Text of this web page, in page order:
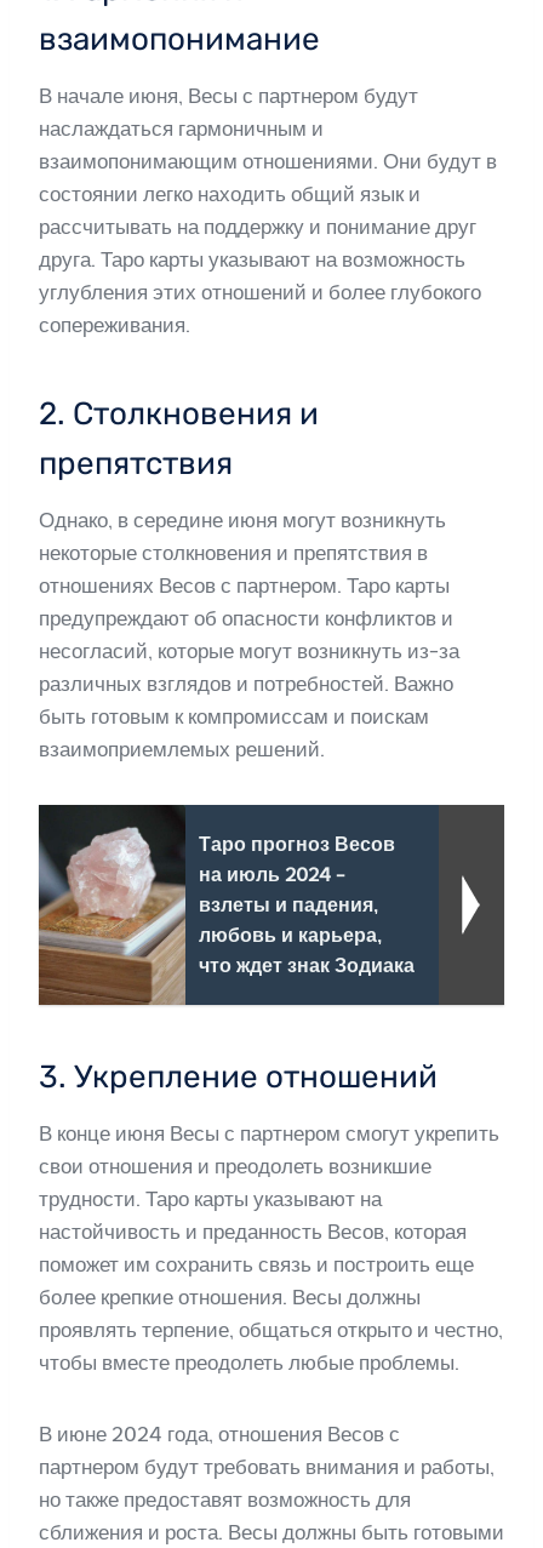
взаимопонимание
В начале июня, Весы с партнером будут
наслаждаться гармоничным и
взаимопонимающим отношениями. Они будут в
состоянии легко находить общий язык и
рассчитывать на поддержку и понимание друг
друга. Таро карты указывают на возможность
углубления этих отношений и более глубокого
сопереживания.
2. Столкновения и
препятствия
Однако, в середине июня могут возникнуть
некоторые столкновения и препятствия в
отношениях Весов с партнером. Таро карты
предупреждают об опасности конфликтов и
несогласий, которые могут возникнуть из-за
различных взглядов и потребностей. Важно
быть готовым к компромиссам и поискам
взаимоприемлемых решений.
Таро прогноз Весов
на июль 2024 -
взлеты и падения,
любовь и карьера,
что ждет знак Зодиака
3. Укрепление отношений
В конце июня Весы с партнером смогут укрепить
свои отношения и преодолеть возникшие
трудности. Таро карты указывают на
настойчивость и преданность Весов, которая
поможет им сохранить связь и построить еще
более крепкие отношения. Весы должны
проявлять терпение, общаться открыто и честно,
чтобы вместе преодолеть любые проблемы.
В июне 2024 года, отношения Весов с
партнером будут требовать внимания и работы,
но также предоставят возможность для
сближения и роста. Весы должны быть готовыми